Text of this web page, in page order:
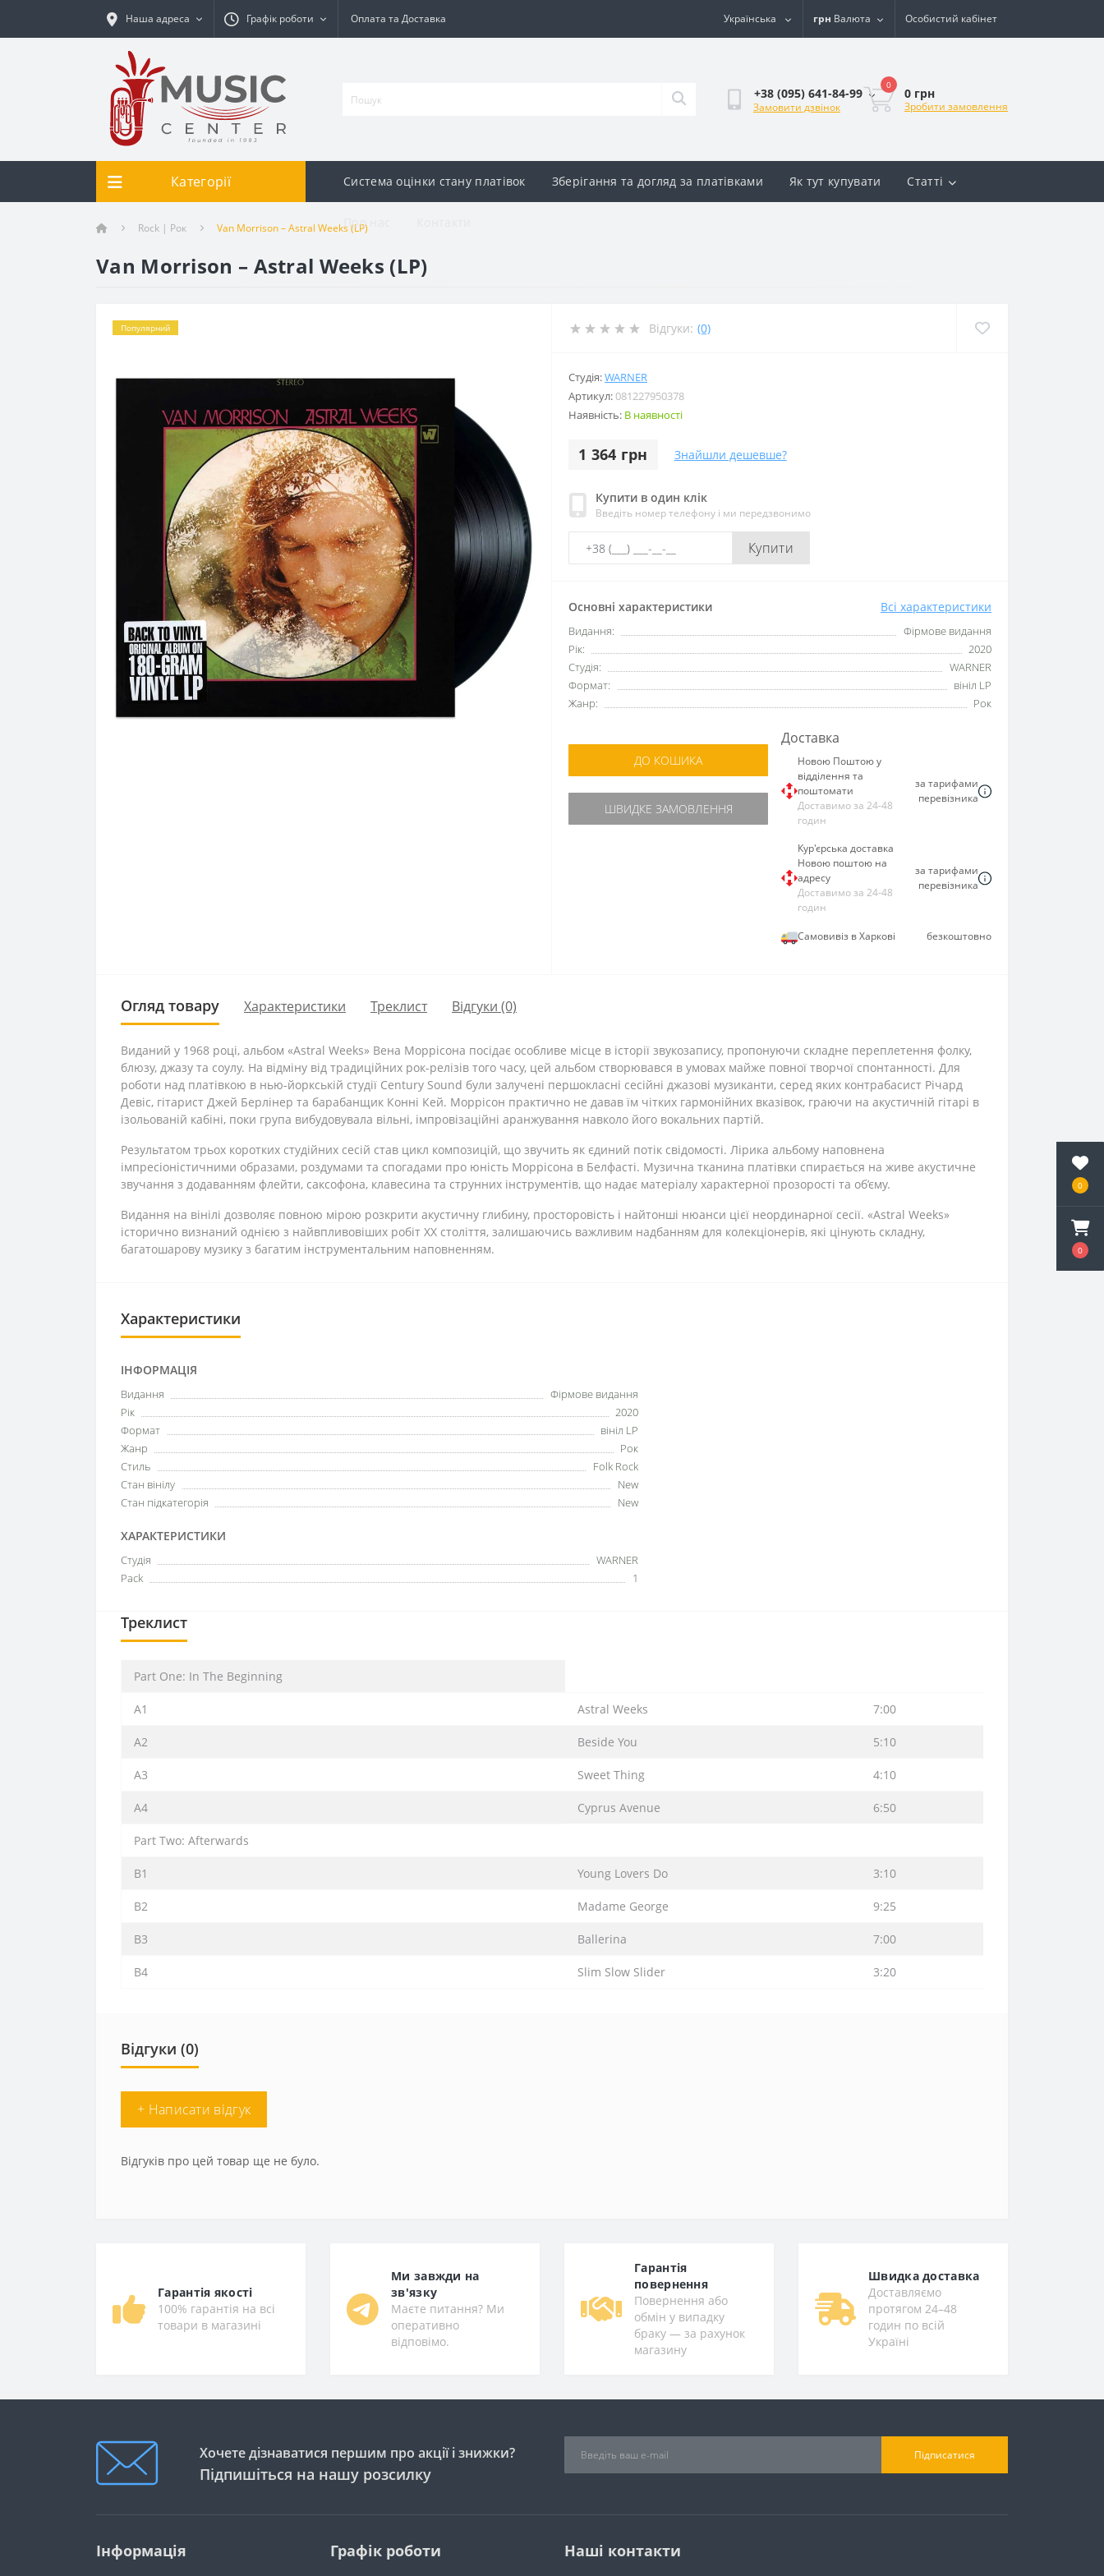
0
0
Наша адреса Графік роботи Оплата та Доставка Українська грн Валюта Особистий кабінет
+38 (095) 641-84-99
Замовити дзвінок
0
0 грн
Зробити замовлення
Категорії Система оцінки стану платівок Зберігання та догляд за платівками Як тут купувати Статті
Про нас
Rock | Рок Van Morrison – Astral Weeks (LP)
Van Morrison – Astral Weeks (LP)
Популярний Відгуки: (0)
Студія:WARNER
Артикул:081227950378
Наявність: В наявності
1 364 грн Знайшли дешевше?
Купити в один клік
Введіть номер телефону і ми передзвонимо
Купити
Основні характеристики Всі характеристики
Видання:
Фірмове видання
Рік:
2020
Студія:
WARNER
Формат:
вініл LP
Жанр:
Рок
ДО КОШИКА
ШВИДКЕ ЗАМОВЛЕННЯ
Доставка
Новою Поштою у
відділення та
поштомати
Доставимо за 24-48
годин
за тарифами
перевізника
Кур'єрська доставка
Новою поштою на
адресу
Доставимо за 24-48
годин
за тарифами
перевізника
Самовивіз в Харкові безкоштовно
Огляд товару Характеристики Треклист Відгуки (0)
Виданий у 1968 році, альбом «Astral Weeks» Вена Моррісона посідає особливе місце в історії звукозапису, пропонуючи складне переплетення фолку,
блюзу, джазу та соулу. На відміну від традиційних рок-релізів того часу, цей альбом створювався в умовах майже повної творчої спонтанності. Для
роботи над платівкою в нью-йоркській студії Century Sound були залучені першокласні сесійні джазові музиканти, серед яких контрабасист Річард
Девіс, гітарист Джей Берлінер та барабанщик Конні Кей. Моррісон практично не давав їм чітких гармонійних вказівок, граючи на акустичній гітарі в
ізольованій кабіні, поки група вибудовувала вільні, імпровізаційні аранжування навколо його вокальних партій.
Результатом трьох коротких студійних сесій став цикл композицій, що звучить як єдиний потік свідомості. Лірика альбому наповнена
імпресіоністичними образами, роздумами та спогадами про юність Моррісона в Белфасті. Музична тканина платівки спирається на живе акустичне
звучання з додаванням флейти, саксофона, клавесина та струнних інструментів, що надає матеріалу характерної прозорості та об’єму.
Видання на вінілі дозволяє повною мірою розкрити акустичну глибину, просторовість і найтонші нюанси цієї неординарної сесії. «Astral Weeks»
історично визнаний однією з найвпливовіших робіт ХХ століття, залишаючись важливим надбанням для колекціонерів, які цінують складну,
багатошарову музику з багатим інструментальним наповненням.
Характеристики
ІНФОРМАЦІЯ
Видання
Фірмове видання
Рік
2020
Формат
вініл LP
Жанр
Рок
Стиль
Folk Rock
Стан вінілу
New
Стан підкатегорія
New
ХАРАКТЕРИСТИКИ
Студія
WARNER
Pack
1
Треклист
Part One: In The Beginning
A1 Astral Weeks 7:00
A2 Beside You 5:10
A3 Sweet Thing 4:10
A4 Cyprus Avenue 6:50
Part Two: Afterwards
B1 Young Lovers Do 3:10
B2 Madame George 9:25
B3 Ballerina 7:00
B4 Slim Slow Slider 3:20
Відгуки (0)
+ Написати відгук
Відгуків про цей товар ще не було.
Гарантія якості
100% гарантія на всі
товари в магазині
Ми завжди на
зв'язку
Маєте питання? Ми
оперативно
відповімо.
Гарантiя
повернення
Повернення або
обмін у випадку
браку — за рахунок
магазину
Швидка доставка
Доставляємо
протягом 24–48
годин по всій
Україні
Хочете дізнаватися першим про акції і знижки?
Підпишіться на нашу розсилку
Підписатися
Інформація Графік роботи Наші контакти